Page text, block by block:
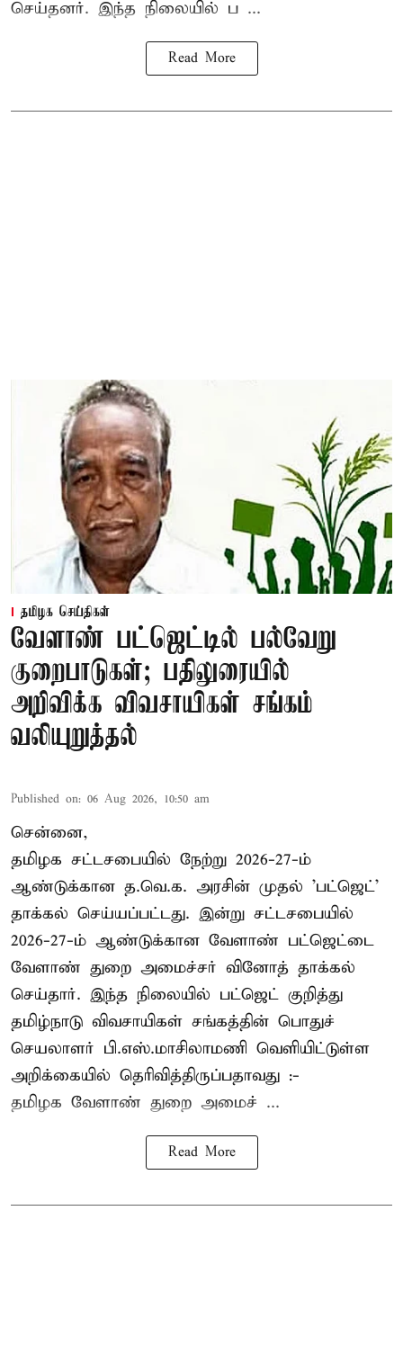
செய்தனர். இந்த நிலையில் ப ...
Read More
தமிழக செய்திகள்
வேளாண் பட்ஜெட்டில் பல்வேறு
குறைபாடுகள்; பதிலுரையில்
அறிவிக்க விவசாயிகள் சங்கம்
வலியுறுத்தல்
Published on: 06 Aug 2026, 10:50 am
சென்னை,
தமிழக சட்டசபையில் நேற்று 2026-27-ம்
ஆண்டுக்கான த.வெ.க. அரசின் முதல் 'பட்ஜெட்'
தாக்கல் செய்யப்பட்டது. இன்று சட்டசபையில்
2026-27-ம் ஆண்டுக்கான வேளாண் பட்ஜெட்டை
வேளாண் துறை அமைச்சர் வினோத் தாக்கல்
செய்தார். இந்த நிலையில் பட்ஜெட் குறித்து
தமிழ்நாடு விவசாயிகள் சங்கத்தின் பொதுச்
செயலாளர் பி.எஸ்.மாசிலாமணி வெளியிட்டுள்ள
அறிக்கையில் தெரிவித்திருப்பதாவது :-
தமிழக வேளாண் துறை அமைச் ...
Read More